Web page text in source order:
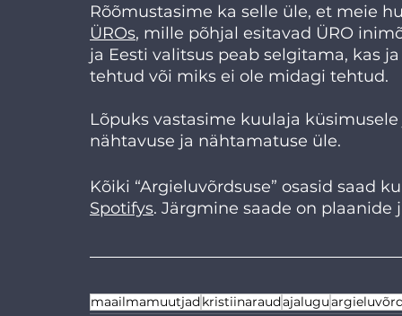
Rõõmustasime ka selle üle, et meie
ÜROs, mille põhjal esitavad ÜRO
ja Eesti valitsus peab selgitama, kas
tehtud või miks ei ole midagi tehtud.
Lõpuks vastasime kuulaja
nähtavuse ja nähtamatuse üle.
Kõiki “Argieluvõrdsuse” osasid saad
Spotifys. Järgmine saade on plaanide
maailmamuutjadkristiinaraudajalugu